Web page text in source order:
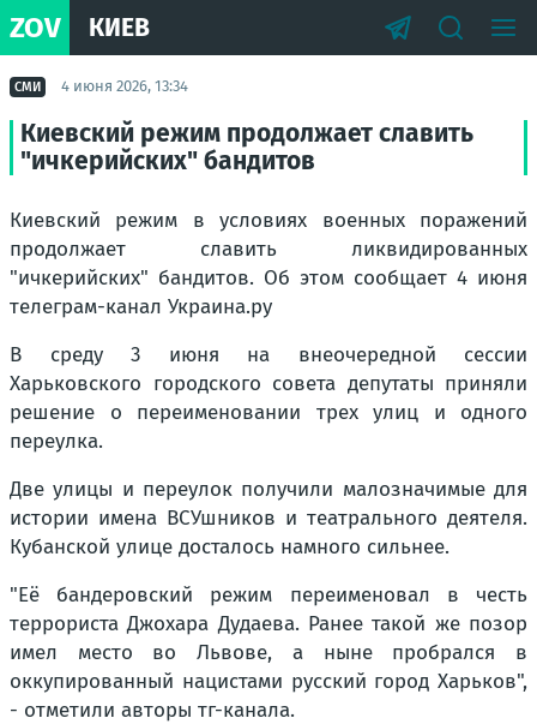
ZOV КИЕВ
СМИ 4 июня 2026, 13:34
Киевский режим продолжает славить
"ичкерийских" бандитов
Киевский режим в условиях военных поражений
продолжает славить ликвидированных
"ичкерийских" бандитов. Об этом сообщает 4 июня
телеграм-канал Украина.ру
В среду 3 июня на внеочередной сессии
Харьковского городского совета депутаты приняли
решение о переименовании трех улиц и одного
переулка.
Две улицы и переулок получили малозначимые для
истории имена ВСУшников и театрального деятеля.
Кубанской улице досталось намного сильнее.
"Её бандеровский режим переименовал в честь
террориста Джохара Дудаева. Ранее такой же позор
имел место во Львове, а ныне пробрался в
оккупированный нацистами русский город Харьков",
- отметили авторы тг-канала.